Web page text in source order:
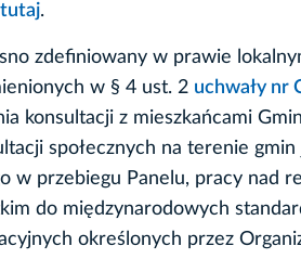
tutaj.
zdefiniowany w prawie
w § 4 ust. 2 uchwały nr
konsultacji z mieszkańcami
społecznych na terenie gmin
w przebiegu Panelu, pracy nad
do międzynarodowych
określonych przez